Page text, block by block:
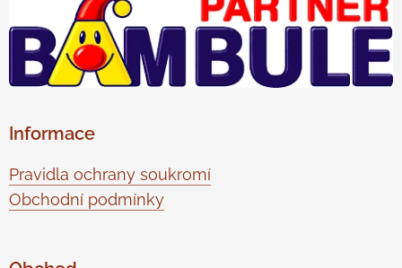
Informace
Pravidla ochrany soukromí
Obchodní podmínky